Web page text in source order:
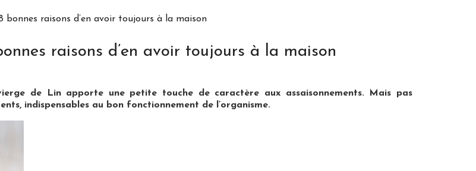
bonnes raisons d’en avoir toujours à la maison
raisons d’en avoir toujours à la maison
de Lin apporte une petite touche de caractère aux assaisonnements. Mais pas
indispensables au bon fonctionnement de l’organisme.